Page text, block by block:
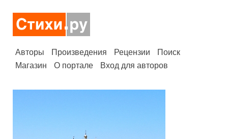
Авторы Произведения Рецензии
Поиск
Магазин
О портале Вход для авторов